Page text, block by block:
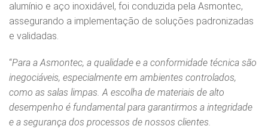
alumínio e aço inoxidável, foi conduzida pela Asmontec,
assegurando a implementação de soluções padronizadas
e validadas.
“Para a Asmontec, a qualidade e a conformidade técnica são
inegociáveis, especialmente em ambientes controlados,
como as salas limpas. A escolha de materiais de alto
desempenho é fundamental para garantirmos a integridade
e a segurança dos processos de nossos clientes.